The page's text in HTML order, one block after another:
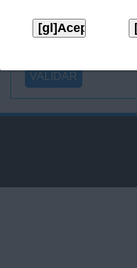
firma (.p7s):